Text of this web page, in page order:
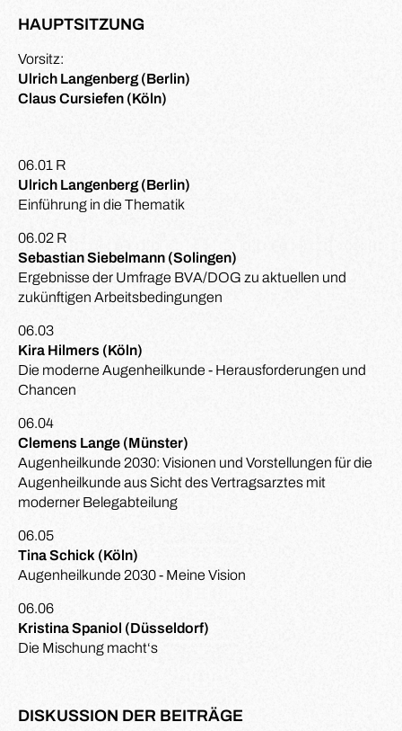
HAUPTSITZUNG
Vorsitz:
Ulrich Langenberg (Berlin)
Claus Cursiefen (Köln)
06.01 R
Ulrich Langenberg (Berlin)
Einführung in die Thematik
06.02 R
Sebastian Siebelmann (Solingen)
Ergebnisse der Umfrage BVA/DOG zu aktuellen und
zukünftigen Arbeitsbedingungen
06.03
Kira Hilmers (Köln)
Die moderne Augenheilkunde - Herausforderungen und
Chancen
06.04
Clemens Lange (Münster)
Augenheilkunde 2030: Visionen und Vorstellungen für die
Augenheilkunde aus Sicht des Vertragsarztes mit
moderner Belegabteilung
06.05
Tina Schick (Köln)
Augenheilkunde 2030 - Meine Vision
06.06
Kristina Spaniol (Düsseldorf)
Die Mischung macht‘s
DISKUSSION DER BEITRÄGE